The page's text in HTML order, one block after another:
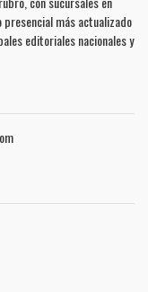
presencial más actualizado
editoriales nacionales y